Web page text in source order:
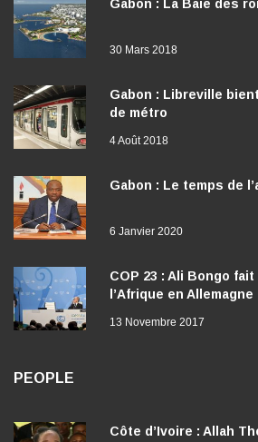
Gabon : La Baie des
30 Mars 2018
Gabon : Libreville
de métro
4 Août 2018
Gabon : Le temps de
6 Janvier 2020
COP 23 : Ali Bongo
l’Afrique en Allemagne
13 Novembre 2017
PEOPLE
Côte d’Ivoire : Allah